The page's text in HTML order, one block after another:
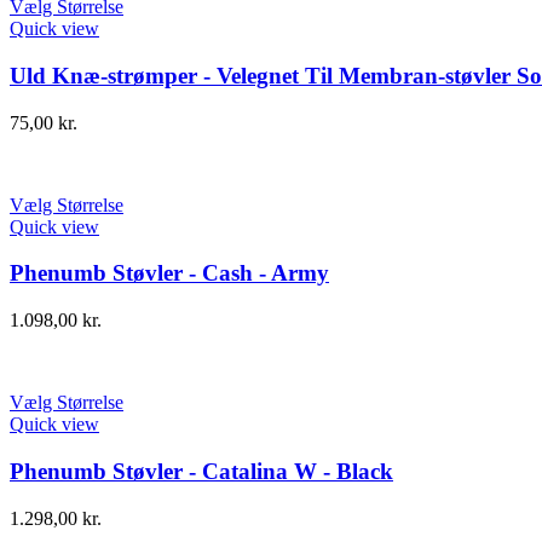
Vælg Størrelse
Quick view
Uld Knæ-strømper - Velegnet Til Membran-støvler
75,00 kr.
Vælg Størrelse
Quick view
Phenumb Støvler - Cash - Army
1.098,00 kr.
Vælg Størrelse
Quick view
Phenumb Støvler - Catalina W - Black
1.298,00 kr.